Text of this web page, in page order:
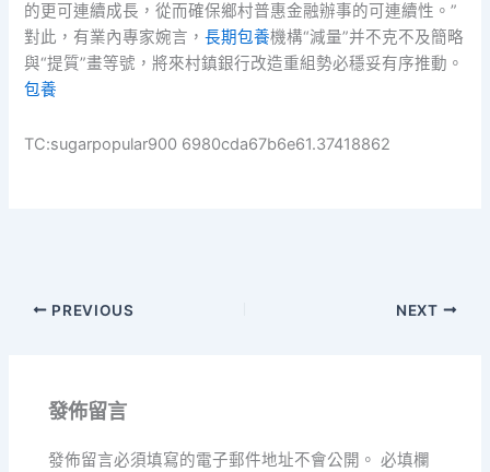
的更可連續成長，從而確保鄉村普惠金融辦事的可連續性。”
對此，有業內專家婉言，長期包養機構“減量”并不克不及簡略
與“提質”畫等號，將來村鎮銀行改造重組勢必穩妥有序推動。
包養
TC:sugarpopular900 6980cda67b6e61.37418862
PREVIOUS NEXT
發佈留言
發佈留言必須填寫的電子郵件地址不會公開。 必填欄